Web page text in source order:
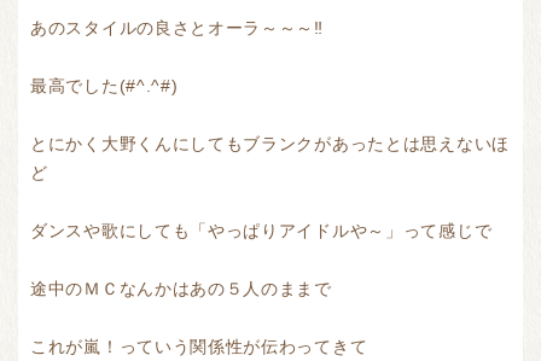
あのスタイルの良さとオーラ～～～‼
最高でした(#^.^#)
とにかく大野くんにしてもブランクがあったとは思えないほ
ど
ダンスや歌にしても「やっぱりアイドルや～」って感じで
途中のＭＣなんかはあの５人のままで
これが嵐！っていう関係性が伝わってきて